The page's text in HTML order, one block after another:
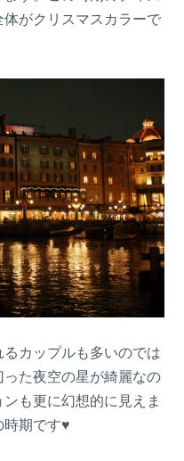
がクリスマスカラーで
カップルも多いのでは
た夜空の星が綺麗なの
も更に幻想的に見えま
時期です♥